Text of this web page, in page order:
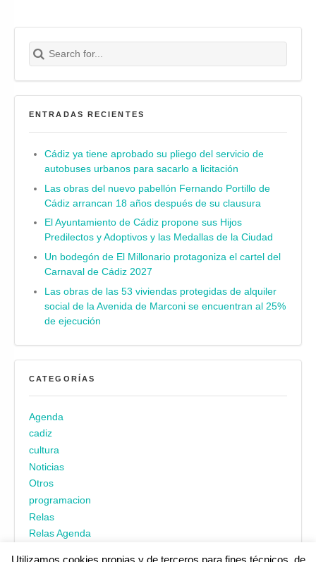
Search for:
Buscar
ENTRADAS RECIENTES
Cádiz ya tiene aprobado su pliego del servicio de
autobuses urbanos para sacarlo a licitación
Las obras del nuevo pabellón Fernando Portillo de
Cádiz arrancan 18 años después de su clausura
El Ayuntamiento de Cádiz propone sus Hijos
Predilectos y Adoptivos y las Medallas de la Ciudad
Un bodegón de El Millonario protagoniza el cartel del
Carnaval de Cádiz 2027
Las obras de las 53 viviendas protegidas de alquiler
social de la Avenida de Marconi se encuentran al 25%
de ejecución
CATEGORÍAS
Agenda
cadiz
cultura
Noticias
Otros
programacion
Relas
Relas Agenda
Utilizamos cookies propias y de terceros para fines técnicos, de